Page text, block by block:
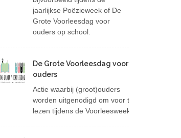
jaarlijkse Poëzieweek of De
Grote Voorleesdag voor
ouders op school.
De Grote Voorleesdag voor
ouders
Actie waarbij (groot)ouders
worden uitgenodigd om voor te
lezen tijdens de Voorleesweek.